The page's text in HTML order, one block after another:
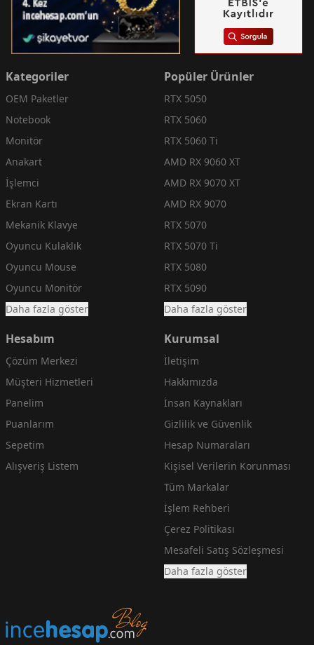
Kategoriler
OEM Paketler
Notebook
Monitör
Anakart
İşlemci
Ekran Kartı
Mekanik Klavye
Oyuncu Kulaklık
Oyuncu Mouse
Oyuncu Monitör
Daha fazla göster
Popüler Ürünler
RTX 5050
RTX 5060
RTX 5060 Ti
AMD RX 9060 XT
AMD RX 9070 XT
AMD RX 9070
RTX 5070
RTX 5070 Ti
RTX 5080
RTX 5090
Daha fazla göster
Hesabım
Çözüm Merkezi
Müşteri Hizmetleri
Panelim
Puanlarım
Sepetim
Alışveriş Listem
Kurumsal
İletişim
Hakkımızda
İnsan Kaynakları
Gizlilik ve Güvenlik
Hesap Numaraları
Kişisel Verilerin Korunması
Tüm Markalar
İşlem Rehberi
Çerez Politikası
Mesafeli Satış Sözleşmesi
Daha fazla göster